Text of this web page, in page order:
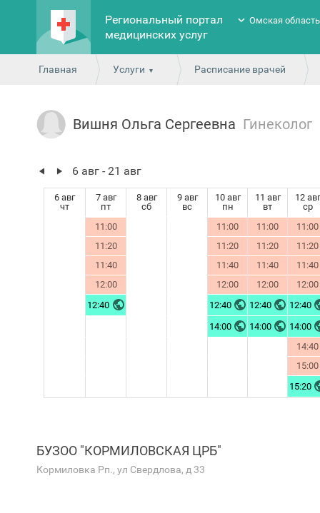
Региональный портал
медицинских услуг
Омская область
Главная Услуги Расписание врачей
Вишня Ольга Сергеевна Гинеколог
6 авг - 21 авг
6 авг
чт
7 авг
пт
8 авг
сб
9 авг
вс
10 авг
пн
11 авг
вт
12 авг
ср
11:00
11:00 11:00
11:00
11:20
11:20 11:20
11:20
11:40
11:40 11:40
11:40
12:00
12:00 12:00
12:00
12:40
12:40 12:40
12:40
14:00
14:00
14:00
14:40
15:00
15:20
БУЗОО "КОРМИЛОВСКАЯ ЦРБ"
Кормиловка Рп., ул Свердлова, д 33